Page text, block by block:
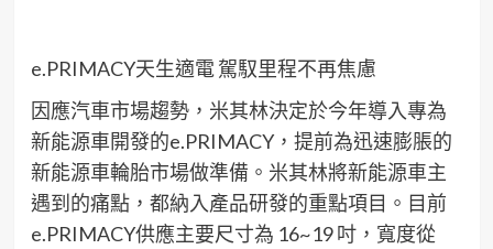
e.PRIMACY天生適電 駕馭里程不再焦慮
因應汽車市場趨勢，米其林決定於今年導入專為
新能源車開發的e.PRIMACY， 提前為迅速膨脹的
新能源車輪胎市場做準備 。 米其林將新能源車主
遇到 的痛點，都納入產品研發的重點項目 。 目前
e.PRIMACY供應主要尺寸為 16~19 吋，寬度從